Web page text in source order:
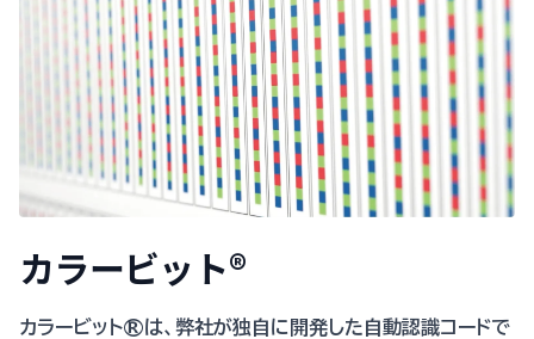
カラービット®️
カラービット®︎は、弊社が独自に開発した自動認識コードで